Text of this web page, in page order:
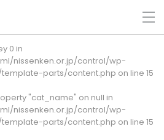
0 in
nissenken.or.jp/control/wp-
parts/content.php on line 15
"cat_name" on null in
nissenken.or.jp/control/wp-
parts/content.php on line 15